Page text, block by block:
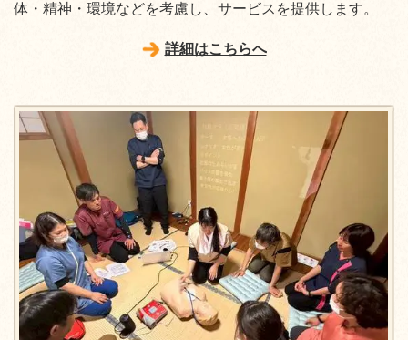
体・精神・環境などを考慮し、サービスを提供します。
詳細はこちらへ